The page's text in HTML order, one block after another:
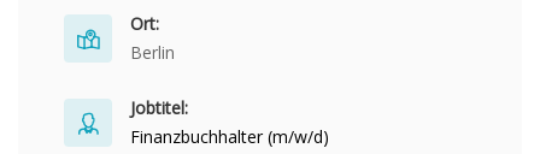
Ort:
Berlin
Jobtitel:
Finanzbuchhalter (m/w/d)